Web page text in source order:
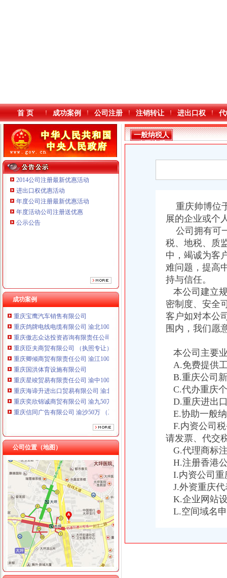
本站导航
首 页 成功案例 公司注册 注销转让 进出口权
2014公司注册最新优惠活动
进出口权优惠活动
年度公司注册最新优惠活动
年度活动公司注册送优惠
公示公告
成功案例
重庆鸽牌电线电缆有限公司 渝北10010万 (进出口权)
重庆傲志众达投资咨询有限责任公司 渝九1000万 （增资）
重庆臣夫商贸有限公司 （执照专让）
重庆卿倾商贸有限责任公司 渝江100万 （工商注册）
重庆国洪体育设施有限公司
重庆星竣贸易有限责任公司 渝中100万 （进出口权）
重庆海谛升进出口贸易有限公司 渝北100万 （进出口权）
重庆奕欣锦诚商贸有限公司 渝九50万 （工商注册）
重庆信同广告有限公司 渝沙50万 （工商注册）
重庆三虹房地产营销策划有限公司
重庆鸽牌电线电缆有限公司 渝北10010万 (进出口权)
重庆傲志众达投资咨询有限责任公司 渝九1000万 （增资）
重庆臣夫商贸有限公司 （执照专让）
重庆卿倾商贸有限责任公司 渝江100万 （工商注册）
重庆国洪体育设施有限公司
重庆星竣贸易有限责任公司 渝中100万 （进出口权）
重庆海谛升进出口贸易有限公司 渝北100万 （进出口权）
重庆奕欣锦诚商贸有限公司 渝九50万 （工商注册）
重庆信同广告有限公司 渝沙50万 （工商注册）
重庆三虹房地产营销策划有限公司
重庆宝鹰汽车销售有限公司
公司位置（地图）
一般纳税人公司注册
一般纳税人公司注册
一般纳税人公司注册的条件是什么？-爱问知识人
一般纳税人公司注册,注册一般纳税人公司无需场地-供应信息-环球
一般纳税人公司注册
一般纳税人公司注册流程都有哪些呢？你知道吗？-重庆社区
重庆巴南区公司注册一般纳税人申请
重庆公司注册、工商办理、税务办理、一般纳税人申请【今日推荐网-
【重庆公司注册之一般纳税人认定标准以及好处是什么？】-九龙坡渝
一般纳税人
公司注册
重庆帅博位
展的企业或个
公司拥有可
税、地税、质
中，竭诚为客
难问题，提高
持与信任。
本公司建立
密制度、安全
客户如对本公
围内，我们愿
本公司主要
A.免费提供
B.重庆公司
C.代办重庆
D.重庆进出
E.协助一般
F.内资公司
请发票、代交
G.代理商标
H.注册香港
I.内资公司重
J.外资重庆代
K.企业网站
L.空间域名